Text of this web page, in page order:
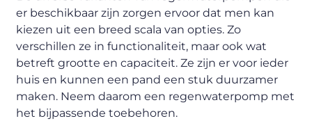
er beschikbaar zijn zorgen ervoor dat men kan
kiezen uit een breed scala van opties. Zo
verschillen ze in functionaliteit, maar ook wat
betreft grootte en capaciteit. Ze zijn er voor ieder
huis en kunnen een pand een stuk duurzamer
maken. Neem daarom een regenwaterpomp met
het bijpassende toebehoren.